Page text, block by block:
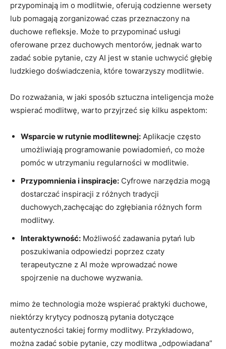
przypominają im o modlitwie, oferują codzienne wersety
lub pomagają zorganizować czas przeznaczony na
duchowe refleksje. Może to przypominać usługi
oferowane przez duchowych mentorów, jednak warto
zadać sobie pytanie, czy AI jest w stanie uchwycić głębię
ludzkiego doświadczenia, które towarzyszy modlitwie.
Do rozważania, w jaki sposób sztuczna inteligencja może
wspierać modlitwę, warto przyjrzeć się kilku aspektom:
Wsparcie w rutynie modlitewnej: Aplikacje często
umożliwiają programowanie powiadomień, co może
pomóc w utrzymaniu regularności w modlitwie.
Przypomnienia i inspiracje: Cyfrowe narzędzia mogą
dostarczać inspiracji z różnych tradycji
duchowych,zachęcając do zgłębiania różnych form
modlitwy.
Interaktywność: Możliwość zadawania pytań lub
poszukiwania odpowiedzi poprzez czaty
terapeutyczne z AI może wprowadzać nowe
spojrzenie na duchowe wyzwania.
mimo że technologia może wspierać praktyki duchowe,
niektórzy krytycy podnoszą pytania dotyczące
autentyczności takiej formy modlitwy. Przykładowo,
można zadać sobie pytanie, czy modlitwa „odpowiadana”